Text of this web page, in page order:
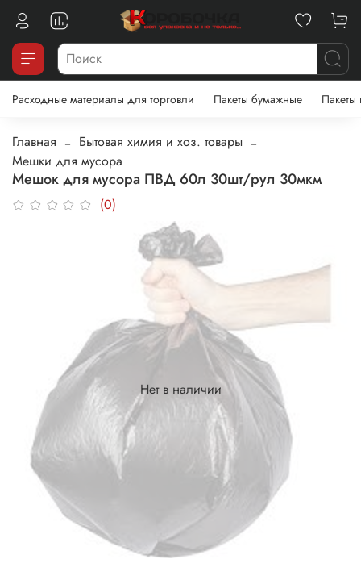
Расходные материалы для торговли Пакеты бумажные Пакеты
Главная
Бытовая химия и хоз. товары
Мешки для мусора
Мешок для мусора ПВД 60л 30шт/рул 30мкм
(0)
Нет в наличии